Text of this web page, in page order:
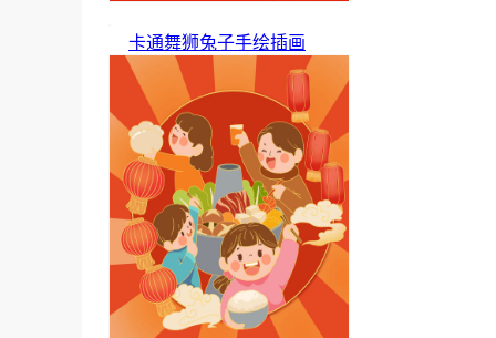
卡通舞狮兔子手绘插画